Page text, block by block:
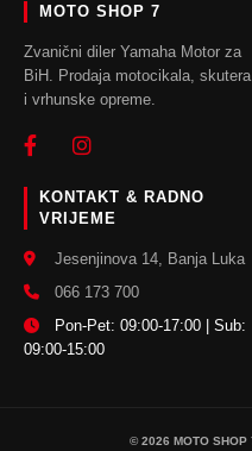
MOTO SHOP 7
Zvanični diler Yamaha Motor za
BiH. Prodaja motocikala, skutera
i vrhunske opreme.
KONTAKT & RADNO
VRIJEME
Jesenjinova 14, Banja Luka
066 173 700
Pon-Pet: 09:00-17:00 | Sub:
09:00-15:00
© 2026 MOTO SHOP